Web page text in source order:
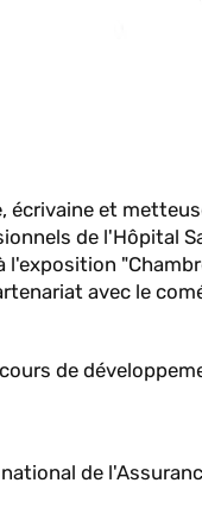
écrivaine et
de l'Hôpital
avec le
de
de